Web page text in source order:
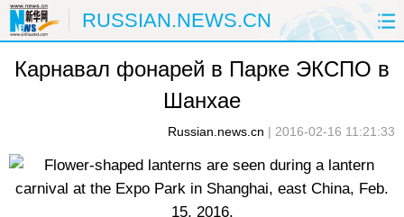
RUSSIAN.NEWS.CN
ГЛАВНАЯ КИТАЙ РФ И СНГ
ЭКОНОМИКА
НАУКА ПРИРОДА КУЛЬТУРА
ЗДОРОВЬЕ
Карнавал фонарей в Парке ЭКСПО в
Шанхае
Russian.news.cn | 2016-02-16 11:21:33